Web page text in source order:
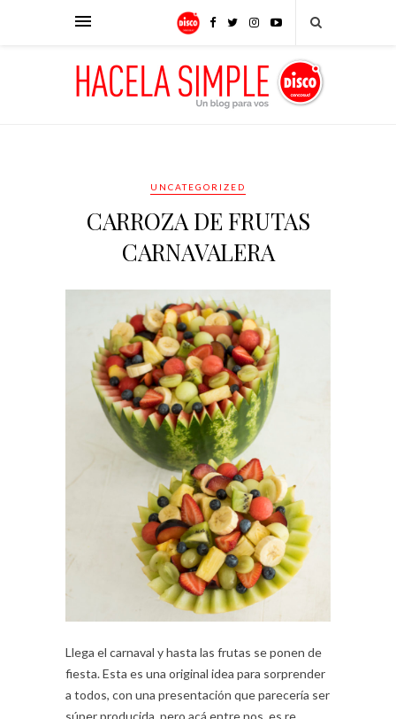
UNCATEGORIZED
CARROZA DE FRUTAS
CARNAVALERA
Llega el carnaval y hasta las frutas se ponen de
fiesta. Esta es una original idea para sorprender
a todos, con una presentación que parecería ser
súper producida, pero acá entre nos, es re